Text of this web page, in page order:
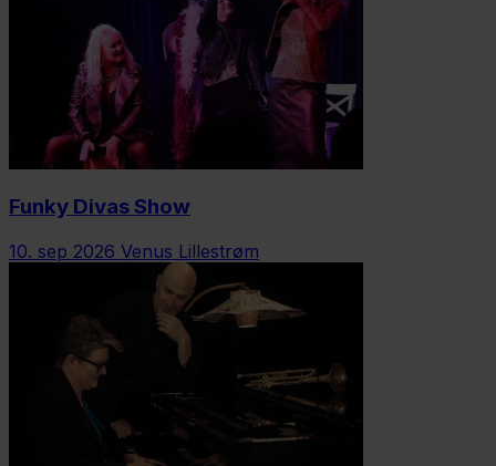
Funky Divas Show
10. sep 2026 Venus Lillestrøm